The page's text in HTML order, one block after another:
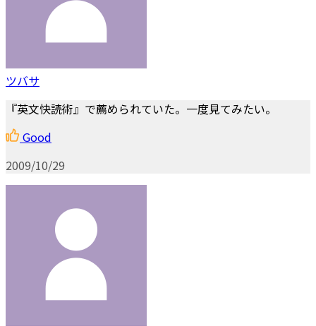
ツバサ
『英文快読術』で薦められていた。一度見てみたい。
Good
2009/10/29